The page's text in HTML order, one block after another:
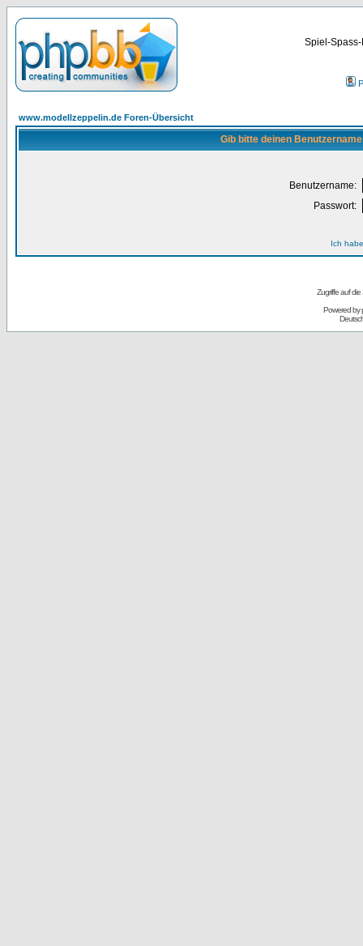
Spiel-
www.modellzeppelin.de Foren-Übersicht
Gib bitte deinen
Benutzername:
Passwort:
Ich
Zugriffe auf
Powered by